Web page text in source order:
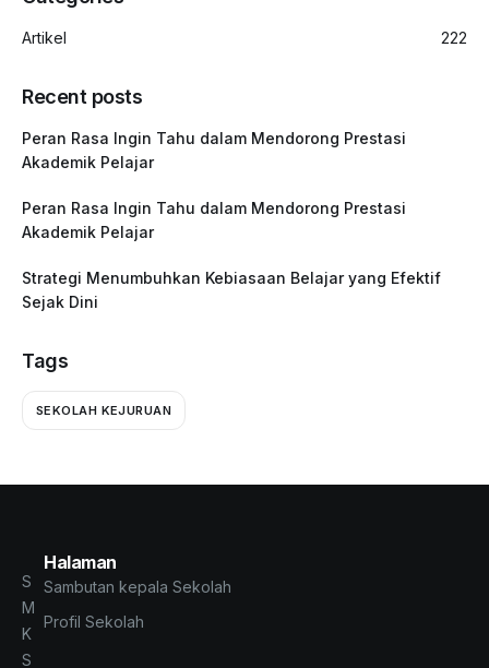
Artikel 222
Recent posts
Peran Rasa Ingin Tahu dalam Mendorong Prestasi
Akademik Pelajar
Peran Rasa Ingin Tahu dalam Mendorong Prestasi
Akademik Pelajar
Strategi Menumbuhkan Kebiasaan Belajar yang Efektif
Sejak Dini
Tags
SEKOLAH KEJURUAN
S
M
K
S
Halaman
Sambutan kepala Sekolah
Profil Sekolah